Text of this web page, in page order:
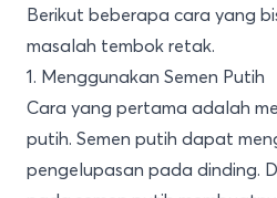
Berikut beberapa cara yang
masalah tembok retak.
1. Menggunakan Semen Putih
Cara yang pertama adalah
putih. Semen putih dapat
pengelupasan pada dinding.